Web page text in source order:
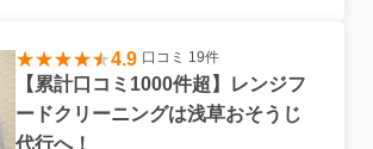
4.9 口コミ 19件
【累計口コミ1000件超】レンジフ
ードクリーニングは浅草おそうじ
代行へ！